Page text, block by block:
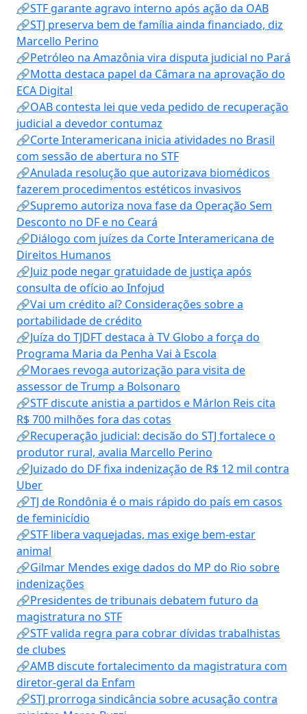
🔗STF garante agravo interno após ação da OAB
🔗STJ preserva bem de família ainda financiado, diz
Marcello Perino
🔗Petróleo na Amazônia vira disputa judicial no Pará
🔗Motta destaca papel da Câmara na aprovação do
ECA Digital
🔗OAB contesta lei que veda pedido de recuperação
judicial a devedor contumaz
🔗Corte Interamericana inicia atividades no Brasil
com sessão de abertura no STF
🔗Anulada resolução que autorizava biomédicos
fazerem procedimentos estéticos invasivos
🔗Supremo autoriza nova fase da Operação Sem
Desconto no DF e no Ceará
🔗Diálogo com juízes da Corte Interamericana de
Direitos Humanos
🔗Juiz pode negar gratuidade de justiça após
consulta de ofício ao Infojud
🔗Vai um crédito aí? Considerações sobre a
portabilidade de crédito
🔗Juíza do TJDFT destaca à TV Globo a força do
Programa Maria da Penha Vai à Escola
🔗Moraes revoga autorização para visita de
assessor de Trump a Bolsonaro
🔗STF discute anistia a partidos e Márlon Reis cita
R$ 700 milhões fora das cotas
🔗Recuperação judicial: decisão do STJ fortalece o
produtor rural, avalia Marcello Perino
🔗Juizado do DF fixa indenização de R$ 12 mil contra
Uber
🔗TJ de Rondônia é o mais rápido do país em casos
de feminicídio
🔗STF libera vaquejadas, mas exige bem-estar
animal
🔗Gilmar Mendes exige dados do MP do Rio sobre
indenizações
🔗Presidentes de tribunais debatem futuro da
magistratura no STF
🔗STF valida regra para cobrar dívidas trabalhistas
de clubes
🔗AMB discute fortalecimento da magistratura com
diretor-geral da Enfam
🔗STJ prorroga sindicância sobre acusação contra